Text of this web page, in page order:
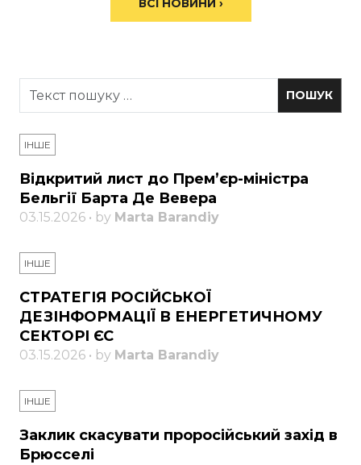
ВСІ НОВИНИ ›
ІНШЕ
Відкритий лист до Прем’єр-міністра
Бельгії Барта Де Вевера
03.15.2026 • by Marta Barandiy
ІНШЕ
СТРАТЕГІЯ РОСІЙСЬКОЇ
ДЕЗІНФОРМАЦІЇ В ЕНЕРГЕТИЧНОМУ
СЕКТОРІ ЄС
03.15.2026 • by Marta Barandiy
ІНШЕ
Заклик скасувати проросійський захід в
Брюсселі